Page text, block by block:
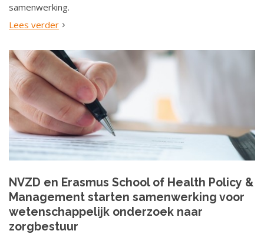
samenwerking.
Lees verder
NVZD en Erasmus School of Health Policy &
Management starten samenwerking voor
wetenschappelijk onderzoek naar
zorgbestuur